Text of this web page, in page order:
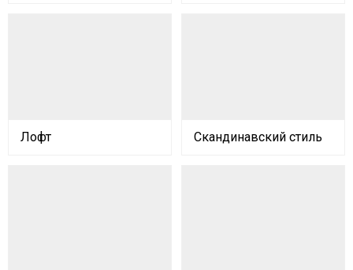
Лофт Скандинавский стиль